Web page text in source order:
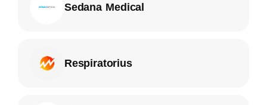
Sedana Medical
Respiratorius